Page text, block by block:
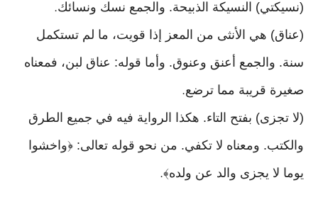
(نسيكتي) النسيكة الذبيحة. والجمع نسك ونسائك.
(عناق) هي الأنثى من المعز إذا قويت، ما لم تستكمل
سنة. والجمع أعنق وعنوق. وأما قوله: عناق لبن، فمعناه
صغيرة قريبة مما ترضع.
(لا تجزى) بفتح التاء. هكذا الرواية فيه في جميع الطرق
والكتب. ومعناه لا تكفي. من نحو قوله تعالى: ﴿واخشوا
يوما لا يجزى والد عن ولده﴾.